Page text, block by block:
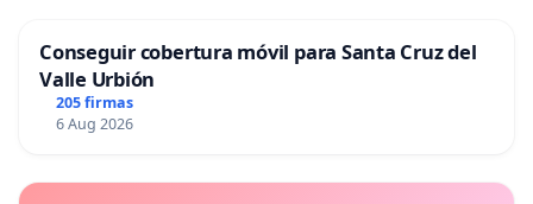
Conseguir cobertura móvil para Santa Cruz del
Valle Urbión
205 firmas
6 Aug 2026